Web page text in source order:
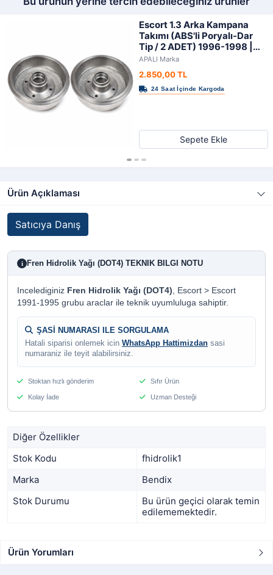
Escort 1.3 Arka Kampana
Takımı (ABS'li Poryalı-Dar
Tip / 2 ADET) 1996-1998 |
APALI
APALI Marka
2.850,00 TL
Sepete Ekle
Ürün Açıklaması
Satıcıya Danış
i Fren Hidrolik Yağı (DOT4) TEKNIK BILGI NOTU
Incelediginiz Fren Hidrolik Yağı (DOT4), Escort > Escort
1991-1995 grubu araclar ile teknik uyumluluga sahiptir.
ŞASİ NUMARASI ILE SORGULAMA
Hatali siparisi onlemek icin WhatsApp Hattimizdan sasi
numaraniz ile teyit alabilirsiniz.
Stoktan hızlı gönderim Sıfır Ürün
Kolay İade Uzman Desteği
Diğer Özellikler
Stok Kodu
fhidrolik1
Marka
Bendix
Stok Durumu
Bu ürün geçici olarak temin
edilememektedir.
Ürün Yorumları